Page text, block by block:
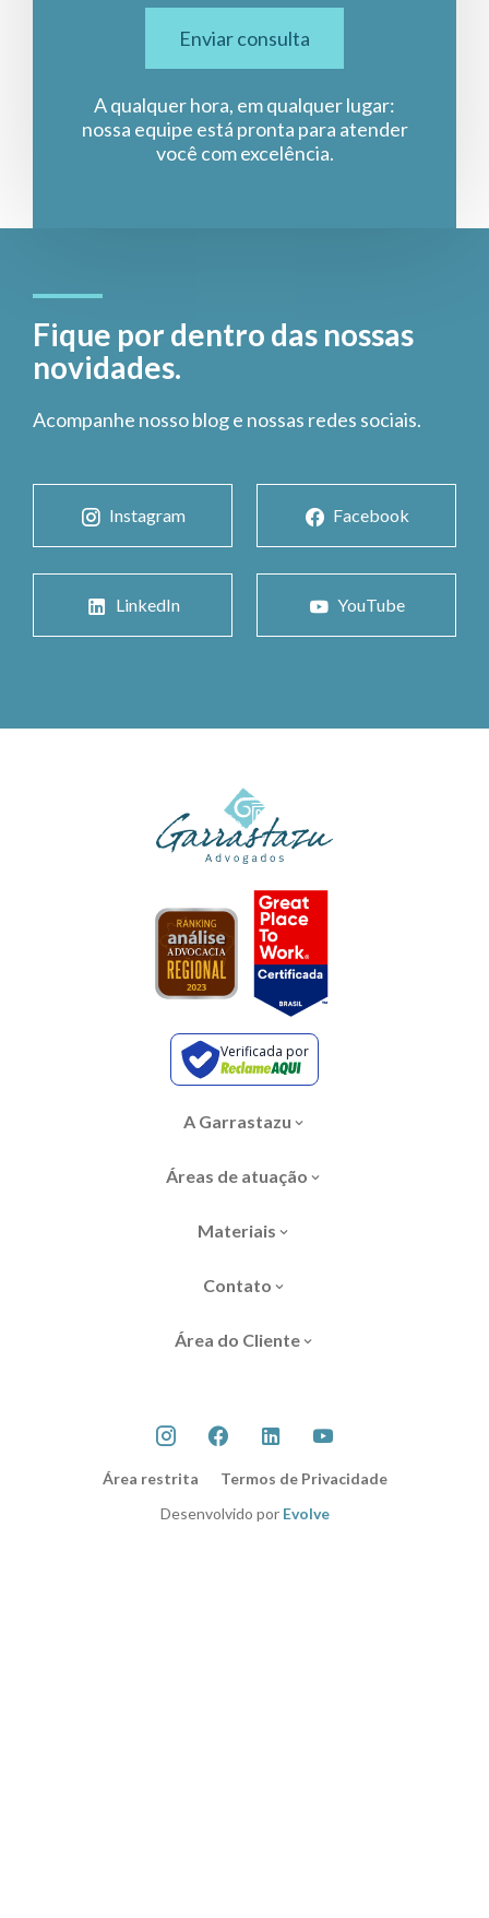
Enviar consulta
A qualquer hora, em qualquer lugar:
nossa equipe está pronta para atender
você com excelência.
Fique por dentro das nossas
novidades.
Acompanhe nosso blog e nossas redes sociais.
Instagram Facebook
LinkedIn YouTube
Verificada por
A Garrastazu
Áreas de atuação
Materiais
Contato
Área do Cliente
Área restrita
Termos de Privacidade
Desenvolvido por Evolve